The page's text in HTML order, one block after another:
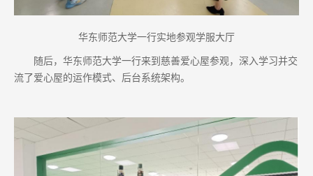
华东师范大学一行实地参观学服大厅
随后，华东师范大学一行来到慈善爱心屋参观，深入学习并交
流了爱心屋的运作模式、后台系统架构。